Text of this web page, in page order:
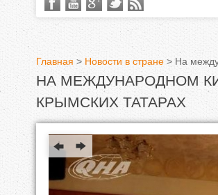
В
ы
Главная > Новости в стране > На
НА МЕЖДУНАРОДНОМ
КРЫМСКИХ ТАТАРАХ